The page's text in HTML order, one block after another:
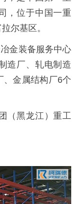
，位于中国一重
尔基区。
金装备服务中心
造厂、轧电制造
、金属结构厂6个
（黑龙江）重工